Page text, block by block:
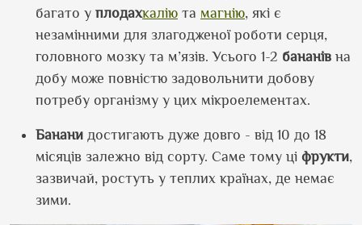
багато у плодахкалію та магнію, які є
незамінними для злагодженої роботи серця,
головного мозку та м’язів. Усього 1-2 бананів на
добу може повністю задовольнити добову
потребу організму у цих мікроелементах.
Банани достигають дуже довго - від 10 до 18
місяців залежно від сорту. Саме тому ці фрукти,
зазвичай, ростуть у теплих країнах, де немає
зими.